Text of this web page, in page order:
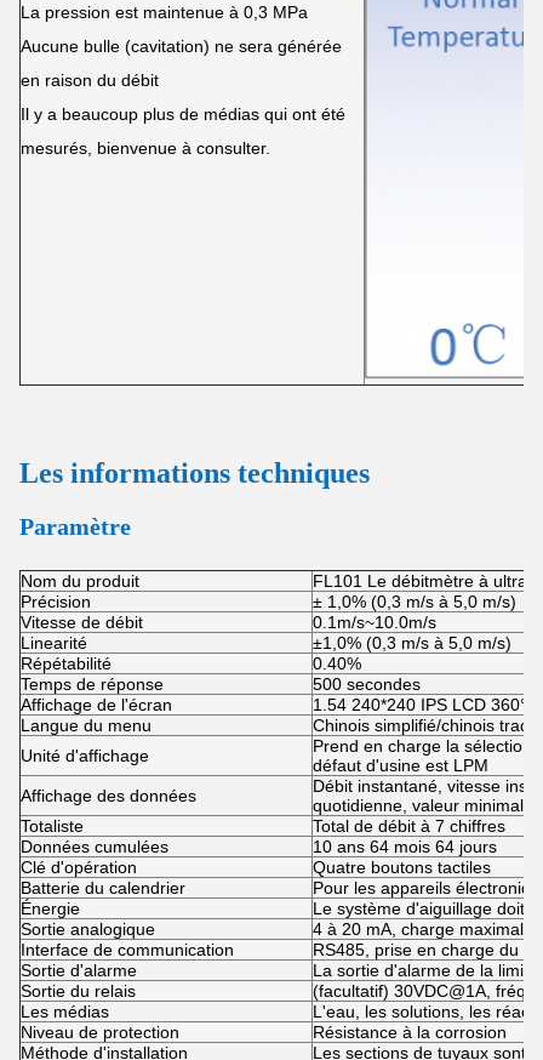
La pression est maintenue à 0,3 MPa
Aucune bulle (cavitation) ne sera générée
en raison du débit
Il y a beaucoup plus de médias qui ont été
mesurés, bienvenue à consulter.
Les informations techniques
Paramètre
Nom du produit
FL101 Le débitmètre à
Précision
± 1,0% (0,3 m/s à 5,0 m/s)
Vitesse de débit
0.1m/s~10.0m/s
Linearité
±1,0% (0,3 m/s à 5,0 m/s)
Répétabilité
0.40%
Temps de réponse
500 secondes
Affichage de l'écran
1.54 240*240 IPS LCD 360°
Langue du menu
Chinois simplifié/chinois
Unité d'affichage
Prend en charge la sélection
défaut d'usine est LPM
Affichage des données
Débit instantané, vitesse
quotidienne, valeur minimale
Totaliste
Total de débit à 7 chiffres
Données cumulées
10 ans 64 mois 64 jours
Clé d'opération
Quatre boutons tactiles
Batterie du calendrier
Pour les appareils
Énergie
Le système d'aiguillage doit
Sortie analogique
4 à 20 mA, charge maximale
Interface de communication
RS485, prise en charge du
Sortie d'alarme
La sortie d'alarme de la
Sortie du relais
(facultatif) 30VDC@1A,
Les médias
L'eau, les solutions, les
Niveau de protection
Résistance à la corrosion
Méthode d'installation
Les sections de tuyaux sont